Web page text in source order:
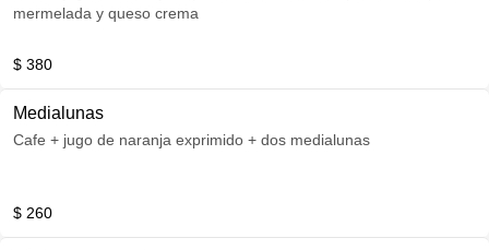
mermelada y queso crema
$ 380
Medialunas
Cafe + jugo de naranja exprimido + dos medialunas
$ 260